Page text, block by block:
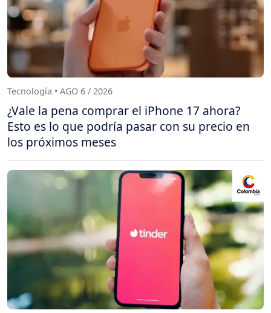
Tecnología • AGO 6 / 2026
¿Vale la pena comprar el iPhone 17 ahora?
Esto es lo que podría pasar con su precio en
los próximos meses